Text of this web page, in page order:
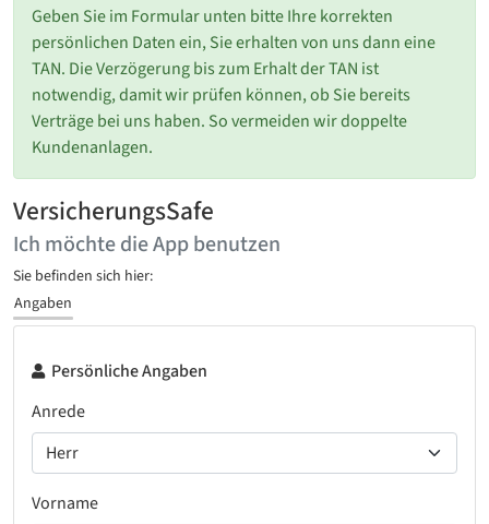
Geben Sie im Formular unten bitte Ihre korrekten
persönlichen Daten ein, Sie erhalten von uns dann eine
TAN. Die Verzögerung bis zum Erhalt der TAN ist
notwendig, damit wir prüfen können, ob Sie bereits
Verträge bei uns haben. So vermeiden wir doppelte
Kundenanlagen.
VersicherungsSafe
Ich möchte die App benutzen
Sie befinden sich hier:
Angaben
Persönliche Angaben
Anrede
Vorname